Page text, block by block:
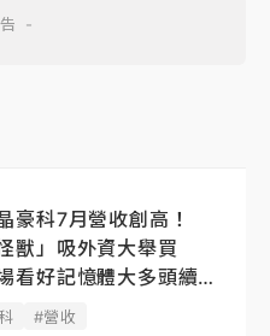
豪科7月營收創高！
獸」吸外資大舉買
好記憶體大多頭續
#營收